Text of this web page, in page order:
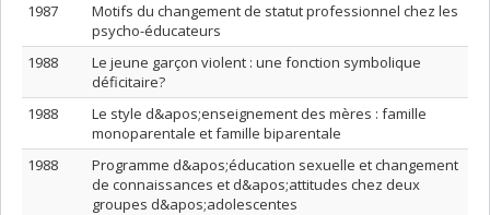
1987
Motifs du changement de statut professionnel chez les
psycho-éducateurs
1988
Le jeune garçon violent : une fonction symbolique
déficitaire?
1988
Le style d&apos;enseignement des mères : famille
monoparentale et famille biparentale
1988
Programme d&apos;éducation sexuelle et changement
de connaissances et d&apos;attitudes chez deux
groupes d&apos;adolescentes